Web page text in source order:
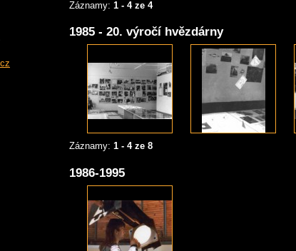
Záznamy: 1 - 4 ze 4
1985 - 20. výročí hvězdárny
Záznamy: 1 - 4 ze 8
1986-1995